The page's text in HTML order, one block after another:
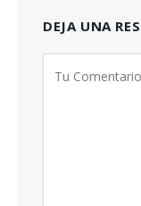
DEJA UNA